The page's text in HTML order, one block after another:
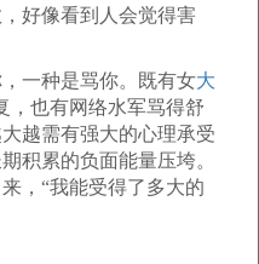
好像看到人会觉得害
一种是骂你。既有女大
，也有网络水军骂得舒
越需有强大的心理承受
积累的负面能量压垮。
，“我能受得了多大的